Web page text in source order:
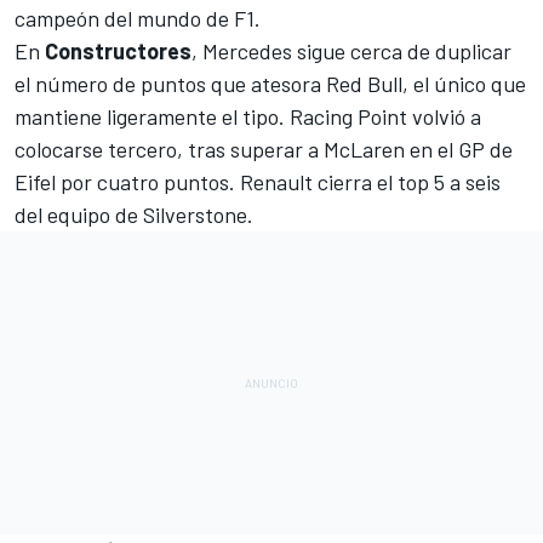
campeón del mundo de F1.
En Constructores, Mercedes sigue cerca de duplicar
el número de puntos que atesora Red Bull, el único que
mantiene ligeramente el tipo. Racing Point volvió a
colocarse tercero, tras superar a McLaren en el GP de
Eifel por cuatro puntos. Renault cierra el top 5 a seis
del equipo de Silverstone.